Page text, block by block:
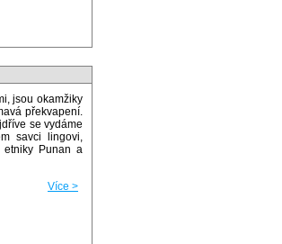
jsou okamžiky
překvapení.
se vydáme
savci lingovi,
Punan a
Více >